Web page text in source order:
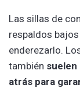
Las sillas de
respaldos
enderezarlo.
también
atrás para